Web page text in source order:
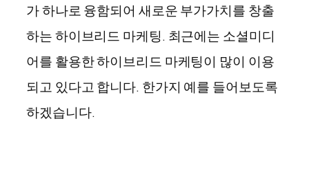
가 하나로 융함되어 새로운 부가가치를 창출
하는 하이브리드 마케팅. 최근에는 소셜미디
어를 활용한 하이브리드 마케팅이 많이 이용
되고 있다고 합니다. 한가지 예를 들어보도록
하겠습니다.